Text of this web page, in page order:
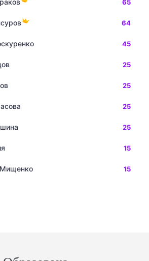
65
64
45
25
25
25
25
15
15